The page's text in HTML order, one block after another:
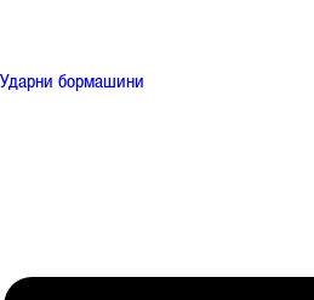
Ударни бормашини